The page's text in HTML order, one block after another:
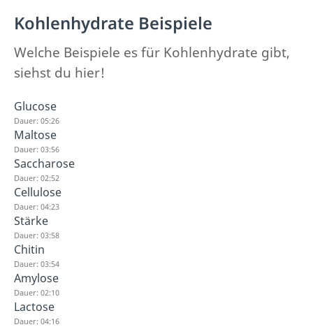
Kohlenhydrate Beispiele
Welche Beispiele es für Kohlenhydrate gibt,
siehst du hier!
Glucose
Dauer: 05:26
Maltose
Dauer: 03:56
Saccharose
Dauer: 02:52
Cellulose
Dauer: 04:23
Stärke
Dauer: 03:58
Chitin
Dauer: 03:54
Amylose
Dauer: 02:10
Lactose
Dauer: 04:16